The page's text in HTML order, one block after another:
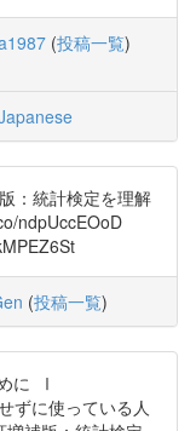
(投稿一覧)
：統計検定を理解
ndpUccEOoD
(投稿一覧)
に Ⅰ
ずに使っている人